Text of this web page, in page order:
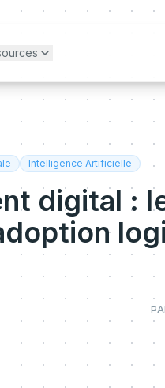
Intelligence Artificielle
digital :